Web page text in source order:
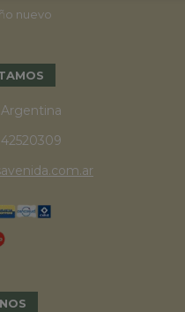
nuevo
Argentina
42520309